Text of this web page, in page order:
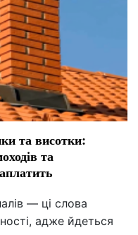
та висотки:
та
— ці слова
адже йдеться